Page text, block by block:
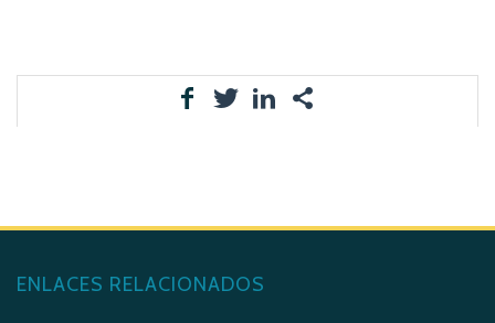
ENLACES RELACIONADOS